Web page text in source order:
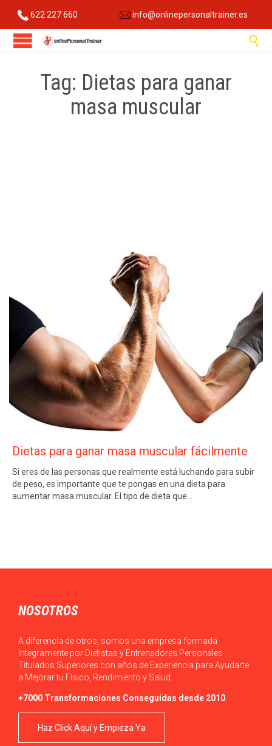
622 227 660 info@onlinepersonaltrainer.es

Tag: Dietas para ganar
masa muscular
Dietas para ganar masa muscular fácilmente
Si eres de las personas que realmente está luchando para subir
de peso, es importante que te pongas en una dieta para
aumentar masa muscular. El tipo de dieta que…
NOSOTROS
A diferencia de otros, somos una empresa formada
íntegramente por Dietistas y Entrenadores Personales
Titulados Superiores con años de Experiencia para Ayudarte
a Mejorar tu Físico, Rendimiento y Salud.
+7000 Transformaciones Conseguidas desde 2010
Haz Click Aquí y Empieza Ya